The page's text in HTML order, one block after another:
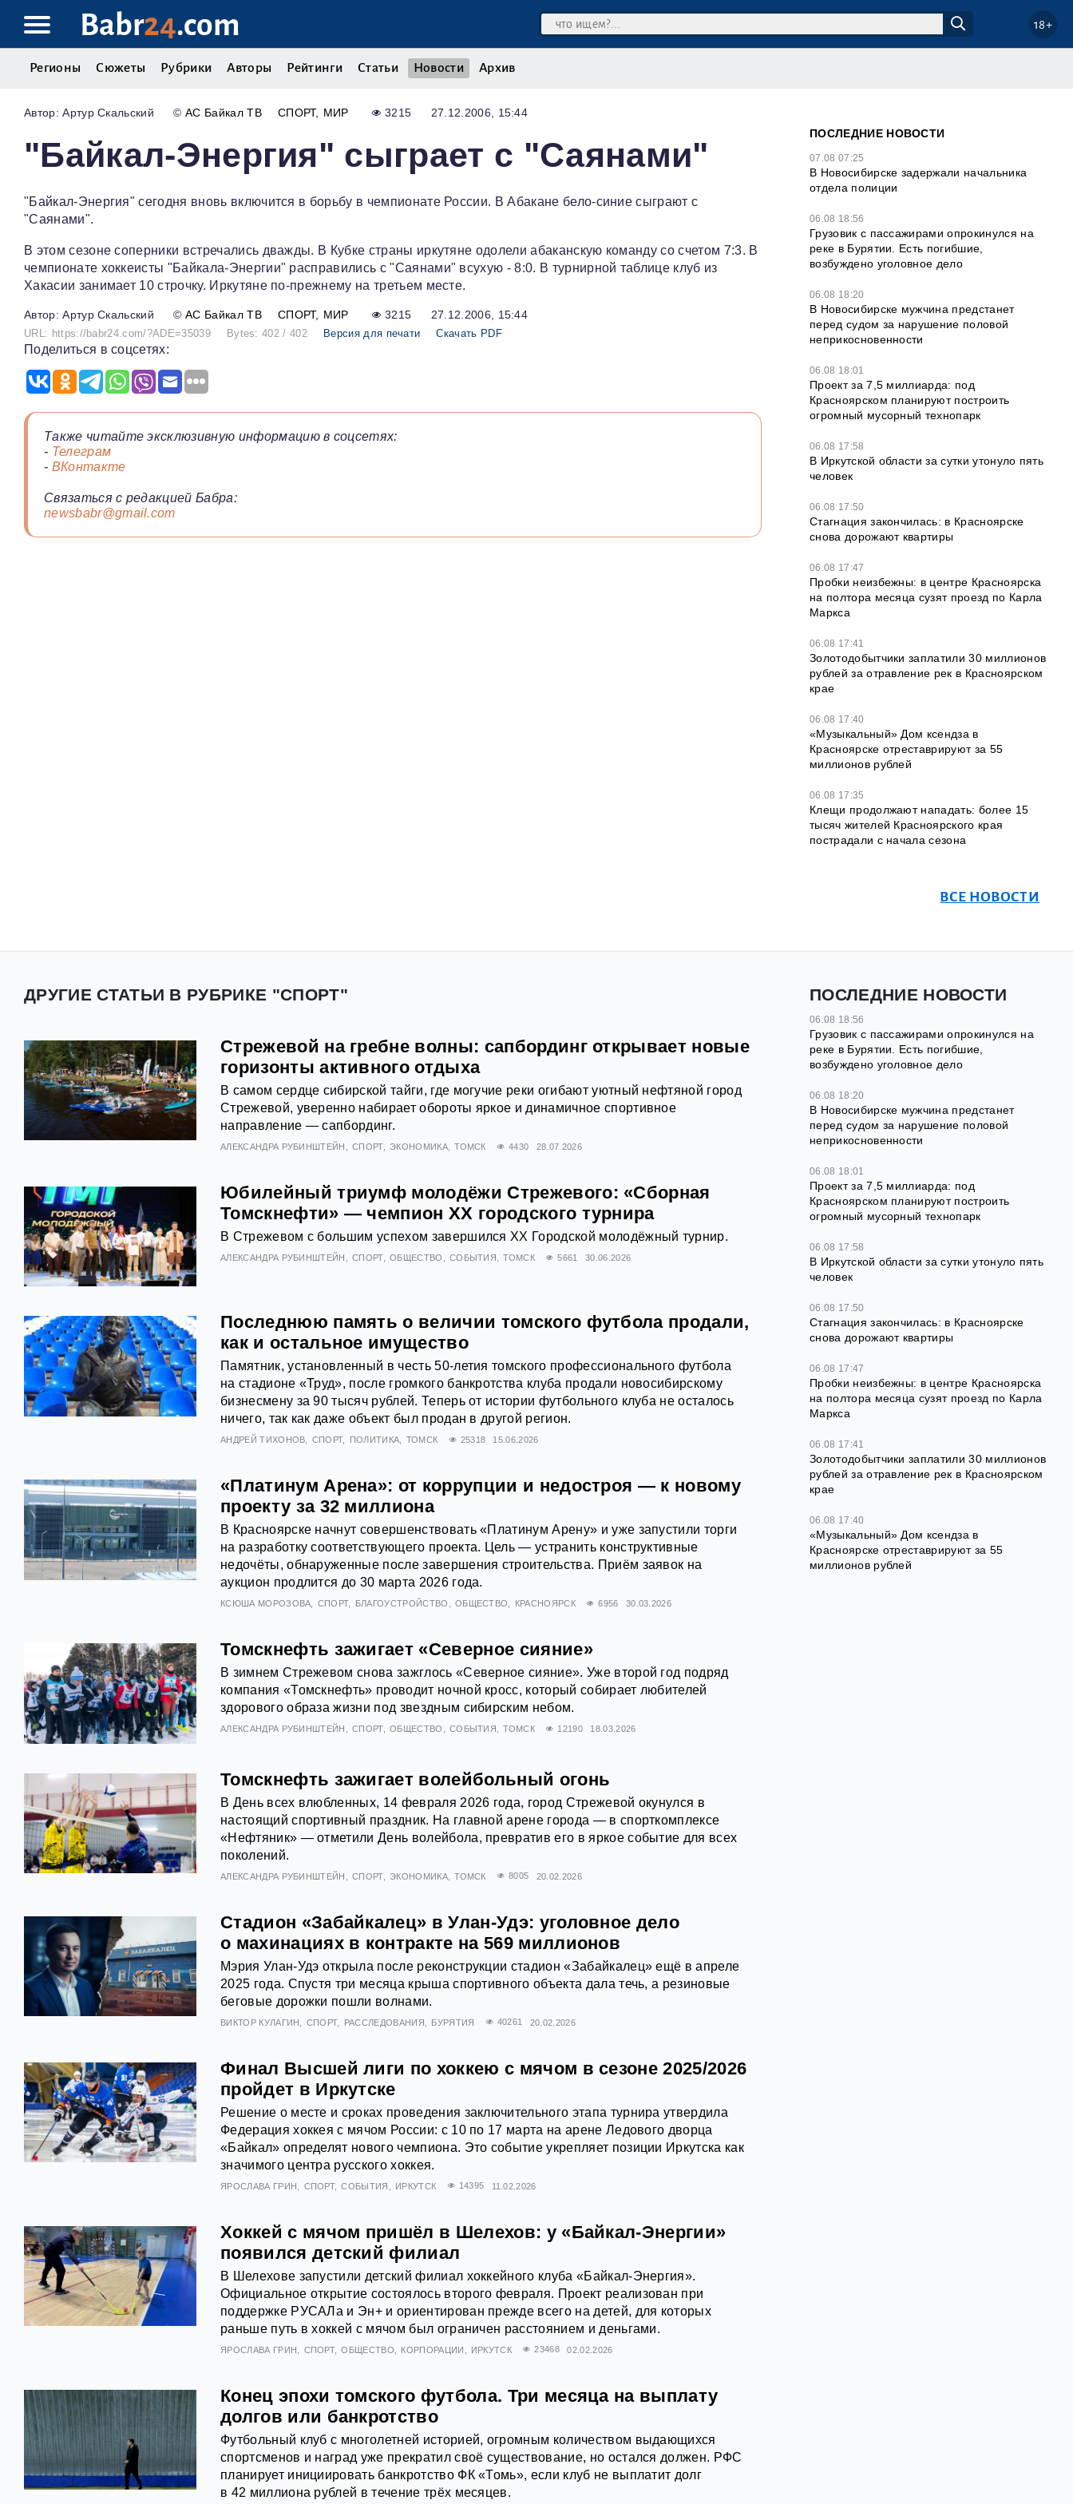
Babr24.com 18+
Регионы Сюжеты Рубрики Авторы Рейтинги Статьи Новости Архив
Артур Скальский ©АС Байкал ТВ СПОРТ МИР 3215 27.12.2006, 15:44
"Байкал-Энергия" сыграет с "Саянами"
"Байкал-Энергия" сегодня вновь включится в борьбу в чемпионате России. В Абакане бело-синие сыграют с
"Саянами".
В этом сезоне соперники встречались дважды. В Кубке страны иркутяне одолели абаканскую команду со счетом 7:3. В
чемпионате хоккеисты "Байкала-Энергии" расправились с "Саянами" всухую - 8:0. В турнирной таблице клуб из
Хакасии занимает 10 строчку. Иркутяне по-прежнему на третьем месте.
Артур Скальский ©АС Байкал ТВ СПОРТ МИР 3215 27.12.2006, 15:44
URL: https://babr24.com/?ADE=35039 Bytes: 402 / 402 Версия для печати Скачать PDF
Поделиться в соцсетях:
Также читайте эксклюзивную информацию в соцсетях:
- Телеграм
- ВКонтакте
Связаться с редакцией Бабра:
newsbabr@gmail.com
ПОСЛЕДНИЕ НОВОСТИ
07.08 07:25
В Новосибирске задержали начальника
отдела полиции
06.08 18:56
Грузовик с пассажирами опрокинулся на
реке в Бурятии. Есть погибшие,
возбуждено уголовное дело
06.08 18:20
В Новосибирске мужчина предстанет
перед судом за нарушение половой
неприкосновенности
06.08 18:01
Проект за 7,5 миллиарда: под
Красноярском планируют построить
огромный мусорный технопарк
06.08 17:58
В Иркутской области за сутки утонуло пять
человек
06.08 17:50
Стагнация закончилась: в Красноярске
снова дорожают квартиры
06.08 17:47
Пробки неизбежны: в центре Красноярска
на полтора месяца сузят проезд по Карла
Маркса
06.08 17:41
Золотодобытчики заплатили 30 миллионов
рублей за отравление рек в Красноярском
крае
06.08 17:40
«Музыкальный» Дом ксендза в
Красноярске отреставрируют за 55
миллионов рублей
06.08 17:35
Клещи продолжают нападать: более 15
тысяч жителей Красноярского края
пострадали с начала сезона
ВСЕ НОВОСТИ
ДРУГИЕ СТАТЬИ В РУБРИКЕ "СПОРТ"
Стрежевой на гребне волны: сапбординг открывает новые
горизонты активного отдыха
В самом сердце сибирской тайги, где могучие реки огибают уютный нефтяной город
Стрежевой, уверенно набирает обороты яркое и динамичное спортивное
направление — сапбординг.
АЛЕКСАНДРА РУБИНШТЕЙН СПОРТ ЭКОНОМИКА ТОМСК 4430 28.07.2026
Юбилейный триумф молодёжи Стрежевого: «Сборная
Томскнефти» — чемпион XX городского турнира
В Стрежевом с большим успехом завершился XX Городской молодёжный турнир.
АЛЕКСАНДРА РУБИНШТЕЙН СПОРТ ОБЩЕСТВО СОБЫТИЯ ТОМСК 5661 30.06.2026
Последнюю память о величии томского футбола продали,
как и остальное имущество
Памятник, установленный в честь 50-летия томского профессионального футбола
на стадионе «Труд», после громкого банкротства клуба продали новосибирскому
бизнесмену за 90 тысяч рублей. Теперь от истории футбольного клуба не осталось
ничего, так как даже объект был продан в другой регион.
АНДРЕЙ ТИХОНОВ СПОРТ ПОЛИТИКА ТОМСК 25318 15.06.2026
«Платинум Арена»: от коррупции и недостроя — к новому
проекту за 32 миллиона
В Красноярске начнут совершенствовать «Платинум Арену» и уже запустили торги
на разработку соответствующего проекта. Цель — устранить конструктивные
недочёты, обнаруженные после завершения строительства. Приём заявок на
аукцион продлится до 30 марта 2026 года.
КСЮША МОРОЗОВА СПОРТ БЛАГОУСТРОЙСТВО ОБЩЕСТВО КРАСНОЯРСК 6956 30.03.2026
Томскнефть зажигает «Северное сияние»
В зимнем Стрежевом снова зажглось «Северное сияние». Уже второй год подряд
компания «Томскнефть» проводит ночной кросс, который собирает любителей
здорового образа жизни под звездным сибирским небом.
АЛЕКСАНДРА РУБИНШТЕЙН СПОРТ ОБЩЕСТВО СОБЫТИЯ ТОМСК 12190 18.03.2026
Томскнефть зажигает волейбольный огонь
В День всех влюбленных, 14 февраля 2026 года, город Стрежевой окунулся в
настоящий спортивный праздник. На главной арене города — в спорткомплексе
«Нефтяник» — отметили День волейбола, превратив его в яркое событие для всех
поколений.
АЛЕКСАНДРА РУБИНШТЕЙН СПОРТ ЭКОНОМИКА ТОМСК 8005 20.02.2026
Стадион «Забайкалец» в Улан-Удэ: уголовное дело
о махинациях в контракте на 569 миллионов
Мэрия Улан-Удэ открыла после реконструкции стадион «Забайкалец» ещё в апреле
2025 года. Спустя три месяца крыша спортивного объекта дала течь, а резиновые
беговые дорожки пошли волнами.
ВИКТОР КУЛАГИН СПОРТ РАССЛЕДОВАНИЯ БУРЯТИЯ 40261 20.02.2026
Финал Высшей лиги по хоккею с мячом в сезоне 2025/2026
пройдет в Иркутске
Решение о месте и сроках проведения заключительного этапа турнира утвердила
Федерация хоккея с мячом России: с 10 по 17 марта на арене Ледового дворца
«Байкал» определят нового чемпиона. Это событие укрепляет позиции Иркутска как
значимого центра русского хоккея.
ЯРОСЛАВА ГРИН СПОРТ СОБЫТИЯ ИРКУТСК 14395 11.02.2026
Хоккей с мячом пришёл в Шелехов: у «Байкал-Энергии»
появился детский филиал
В Шелехове запустили детский филиал хоккейного клуба «Байкал-Энергия».
Официальное открытие состоялось второго февраля. Проект реализован при
поддержке РУСАЛа и Эн+ и ориентирован прежде всего на детей, для которых
раньше путь в хоккей с мячом был ограничен расстоянием и деньгами.
ЯРОСЛАВА ГРИН СПОРТ ОБЩЕСТВО КОРПОРАЦИИ ИРКУТСК 23468 02.02.2026
Конец эпохи томского футбола. Три месяца на выплату
долгов или банкротство
Футбольный клуб с многолетней историей, огромным количеством выдающихся
спортсменов и наград уже прекратил своё существование, но остался должен. РФС
планирует инициировать банкротство ФК «Томь», если клуб не выплатит долг
в 42 миллиона рублей в течение трёх месяцев.
ПОСЛЕДНИЕ НОВОСТИ
06.08 18:56
Грузовик с пассажирами опрокинулся на
реке в Бурятии. Есть погибшие,
возбуждено уголовное дело
06.08 18:20
В Новосибирске мужчина предстанет
перед судом за нарушение половой
неприкосновенности
06.08 18:01
Проект за 7,5 миллиарда: под
Красноярском планируют построить
огромный мусорный технопарк
06.08 17:58
В Иркутской области за сутки утонуло пять
человек
06.08 17:50
Стагнация закончилась: в Красноярске
снова дорожают квартиры
06.08 17:47
Пробки неизбежны: в центре Красноярска
на полтора месяца сузят проезд по Карла
Маркса
06.08 17:41
Золотодобытчики заплатили 30 миллионов
рублей за отравление рек в Красноярском
крае
06.08 17:40
«Музыкальный» Дом ксендза в
Красноярске отреставрируют за 55
миллионов рублей